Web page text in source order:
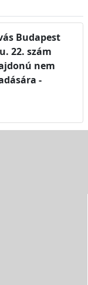
Budapest
22. szám
nem
-